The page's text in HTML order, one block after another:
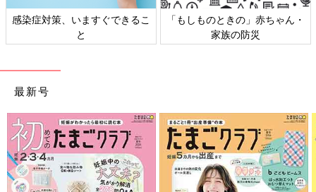
感染症対策、いますぐできるこ
と
「もしものときの」赤ちゃん・
家族の防災
最新号